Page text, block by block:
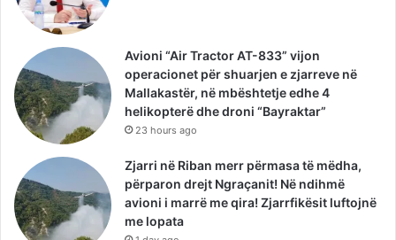
Avioni “Air Tractor AT-833” vijon
operacionet për shuarjen e zjarreve në
Mallakastër, në mbështetje edhe 4
helikopterë dhe droni “Bayraktar”
23 hours ago
Zjarri në Riban merr përmasa të mëdha,
përparon drejt Ngraçanit! Në ndihmë
avioni i marrë me qira! Zjarrfikësit luftojnë
me lopata